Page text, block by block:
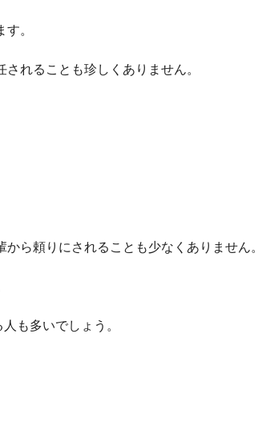
。
れることも珍しくありません。
ら頼りにされることも少なくありません。
も多いでしょう。